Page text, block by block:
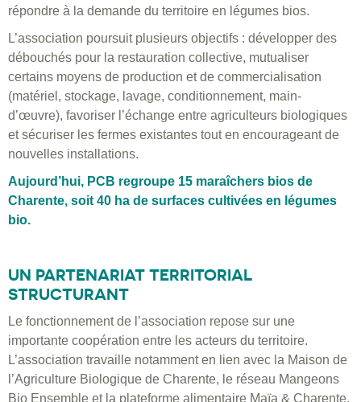
répondre à la demande du territoire en légumes bios.
L’association poursuit plusieurs objectifs : développer des
débouchés pour la restauration collective, mutualiser
certains moyens de production et de commercialisation
(matériel, stockage, lavage, conditionnement, main-
d’œuvre), favoriser l’échange entre agriculteurs biologiques
et sécuriser les fermes existantes tout en encourageant de
nouvelles installations.
Aujourd’hui, PCB regroupe 15 maraîchers bios de
Charente, soit 40 ha de surfaces cultivées en légumes
bio.
UN PARTENARIAT TERRITORIAL
STRUCTURANT
Le fonctionnement de l’association repose sur une
importante coopération entre les acteurs du territoire.
L’association travaille notamment en lien avec la Maison de
l’Agriculture Biologique de Charente, le réseau Mangeons
Bio Ensemble et la plateforme alimentaire Maïa & Charente.